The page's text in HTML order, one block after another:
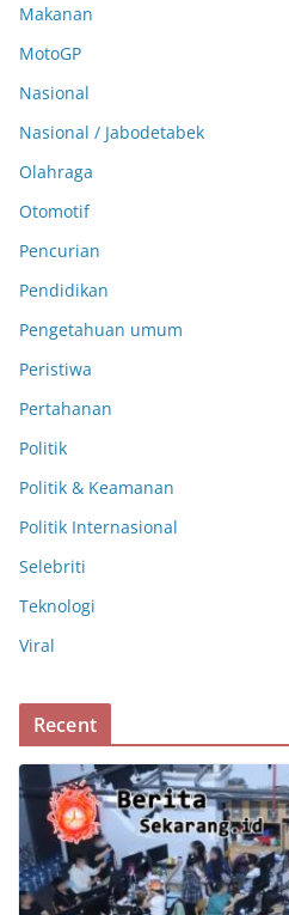
Makanan
MotoGP
Nasional
Nasional / Jabodetabek
Olahraga
Otomotif
Pencurian
Pendidikan
Pengetahuan umum
Peristiwa
Pertahanan
Politik
Politik & Keamanan
Politik Internasional
Selebriti
Teknologi
Viral
Recent